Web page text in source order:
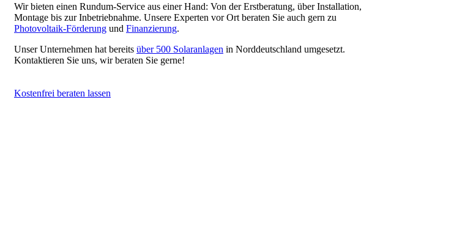
Wir bieten einen Rundum-Service aus einer Hand: Von der Erstberatung, über Installation,
Montage bis zur Inbetriebnahme. Unsere Experten vor Ort beraten Sie auch gern zu
Photovoltaik-Förderung und Finanzierung.
Unser Unternehmen hat bereits über 500 Solaranlagen in Norddeutschland umgesetzt.
Kontaktieren Sie uns, wir beraten Sie gerne!
Kostenfrei beraten lassen